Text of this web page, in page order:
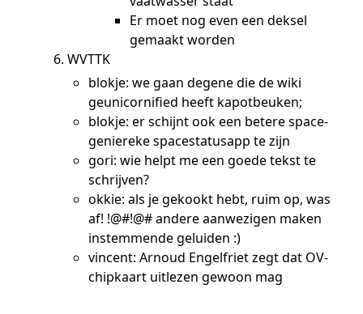
Er moet nog even een deksel
gemaakt worden
WVTTK
blokje: we gaan degene die de wiki
geunicornified heeft kapotbeuken;
blokje: er schijnt ook een betere space-
geniereke spacestatusapp te zijn
gori: wie helpt me een goede tekst te
schrijven?
okkie: als je gekookt hebt, ruim op, was
af! !@#!@# andere aanwezigen maken
instemmende geluiden :)
vincent: Arnoud Engelfriet zegt dat OV-
chipkaart uitlezen gewoon mag